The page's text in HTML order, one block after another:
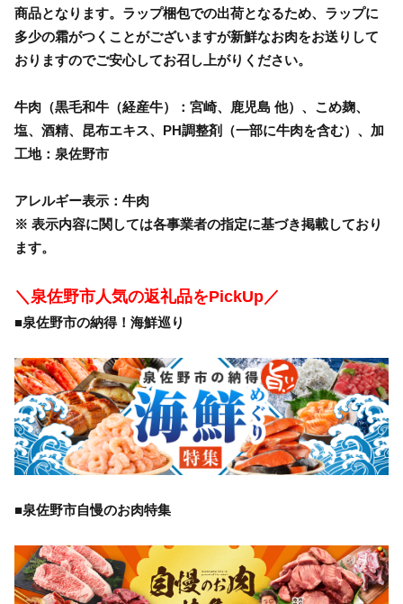
商品となります。ラップ梱包での出荷となるため、ラップに
多少の霜がつくことがございますが新鮮なお肉をお送りして
おりますのでご安心してお召し上がりください。
牛肉（黒毛和牛（経産牛）：宮崎、鹿児島 他）、こめ麹、
塩、酒精、昆布エキス、PH調整剤（一部に牛肉を含む）、加
工地：泉佐野市
アレルギー表示：牛肉
※ 表示内容に関しては各事業者の指定に基づき掲載しており
ます。
＼泉佐野市人気の返礼品をPickUp／
■泉佐野市の納得！海鮮巡り
■泉佐野市自慢のお肉特集